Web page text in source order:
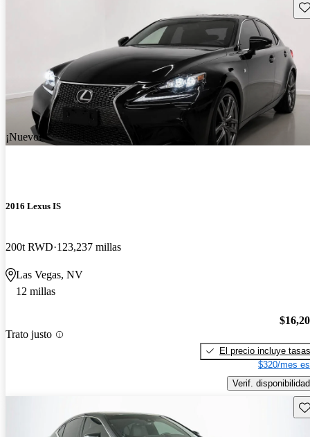
¡Nuevo!
2016 Lexus IS
200t RWD 123,237 millas
Las Vegas, NV
12 millas
Trato justo
El precio incluye tasas
$320/mes
Verif. disponibilidad